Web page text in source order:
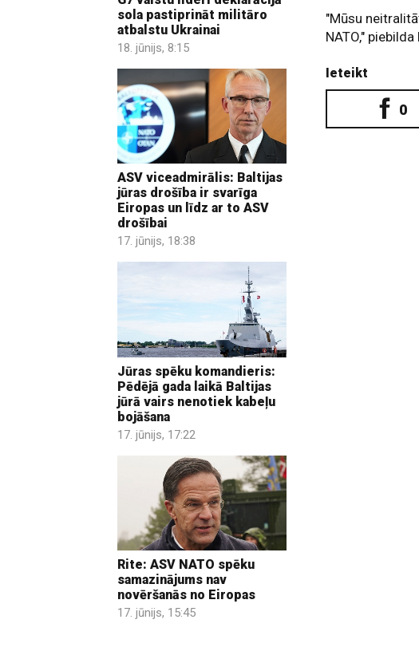
sola pastiprināt militāro
atbalstu Ukrainai
18. jūnijs, 8:15
ASV viceadmirālis: Baltijas
jūras drošība ir svarīga
Eiropas un līdz ar to ASV
drošībai
17. jūnijs, 18:38
Jūras spēku komandieris:
Pēdējā gada laikā Baltijas
jūrā vairs nenotiek kabeļu
bojāšana
17. jūnijs, 17:22
Rite: ASV NATO spēku
samazinājums nav
novēršanās no Eiropas
17. jūnijs, 15:45
"Mūsu
NATO,"
Ieteikt
0